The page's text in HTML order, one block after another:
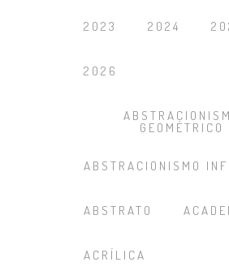
2023 2024
2026
GEOMÉTRICO
ABSTRACIONISMO
ABSTRATO
ACRÍLICA